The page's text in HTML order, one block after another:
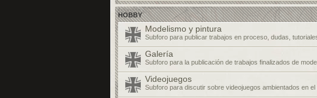
HOBBY
Modelismo y pintura
Subforo para publicar trabajos en proceso, dudas,
Galería
Subforo para la publicación de trabajos finalizados de
Videojuegos
Subforo para discutir sobre videojuegos ambientados en el